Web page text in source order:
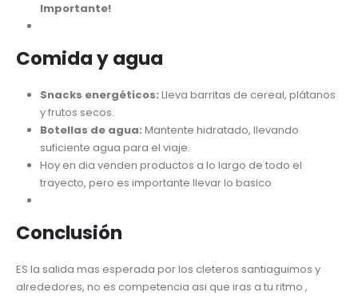
Importante!
Comida y agua
Snacks energéticos: Lleva barritas de cereal, plátanos
y frutos secos.
Botellas de agua: Mantente hidratado, llevando
suficiente agua para el viaje.
Hoy en dia venden productos a lo largo de todo el
trayecto, pero es importante llevar lo basico
Conclusión
ES la salida mas esperada por los cleteros santiaguimos y
alrededores, no es competencia asi que iras a tu ritmo ,